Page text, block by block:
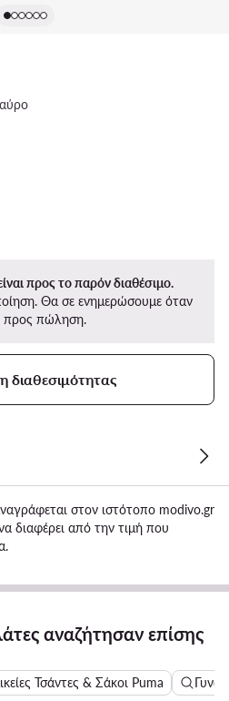
προς το παρόν διαθέσιμο.
Θα σε ενημερώσουμε όταν
προς πώληση.
διαθεσιμότητας
στον ιστότοπο modivo.gr
διαφέρει από την τιμή που
αναζήτησαν επίσης
Τσάντες & Σάκοι Puma